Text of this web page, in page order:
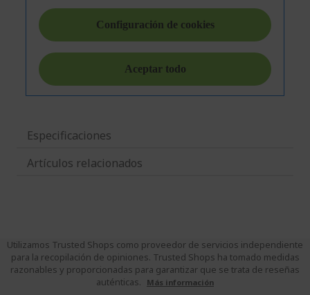
Especificaciones
Artículos relacionados
Utilizamos Trusted Shops como proveedor de servicios independiente
para la recopilación de opiniones. Trusted Shops ha tomado medidas
razonables y proporcionadas para garantizar que se trata de reseñas
auténticas.
Más información